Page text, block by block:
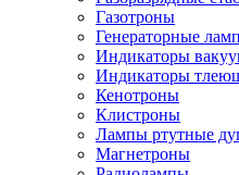
Газотроны
Генераторные
Индикаторы
Индикаторы
Кенотроны
Клистроны
Лампы ртутные
Магнетроны